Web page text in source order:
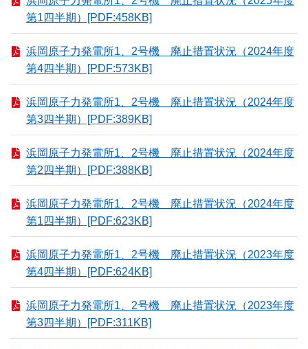
第1四半期）[PDF:458KB]
浜岡原子力発電所1、2号機 廃止措置状況（2024年度
第4四半期）[PDF:573KB]
浜岡原子力発電所1、2号機 廃止措置状況（2024年度
第3四半期）[PDF:389KB]
浜岡原子力発電所1、2号機 廃止措置状況（2024年度
第2四半期）[PDF:388KB]
浜岡原子力発電所1、2号機 廃止措置状況（2024年度
第1四半期）[PDF:623KB]
浜岡原子力発電所1、2号機 廃止措置状況（2023年度
第4四半期）[PDF:624KB]
浜岡原子力発電所1、2号機 廃止措置状況（2023年度
第3四半期）[PDF:311KB]